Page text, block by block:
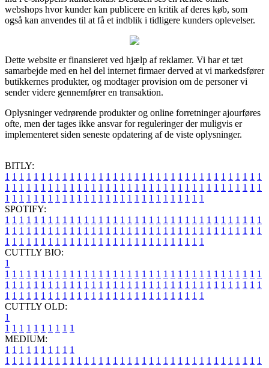
webshops hvor kunder kan publicere en kritik af deres køb, som
også kan anvendes til at få et indblik i tidligere kunders oplevelser.
Dette website er finansieret ved hjælp af reklamer. Vi har et tæt
samarbejde med en hel del internet firmaer derved at vi markedsfører
butikkernes produkter, og modtager provision om de personer vi
sender videre gennemfører en transaktion.
Oplysninger vedrørende produkter og online forretninger ajourføres
ofte, men der tages ikke ansvar for reguleringer der muligvis er
implementeret siden seneste opdatering af de viste oplysninger.
BITLY:
1 1 1 1 1 1 1 1 1 1 1 1 1 1 1 1 1 1 1 1 1 1 1 1 1 1 1 1 1 1 1 1 1 1 1 1
1 1 1 1 1 1 1 1 1 1 1 1 1 1 1 1 1 1 1 1 1 1 1 1 1 1 1 1 1 1 1 1 1 1 1 1
1 1 1 1 1 1 1 1 1 1 1 1 1 1 1 1 1 1 1 1 1 1 1 1 1 1 1 1
SPOTIFY:
1 1 1 1 1 1 1 1 1 1 1 1 1 1 1 1 1 1 1 1 1 1 1 1 1 1 1 1 1 1 1 1 1 1 1 1
1 1 1 1 1 1 1 1 1 1 1 1 1 1 1 1 1 1 1 1 1 1 1 1 1 1 1 1 1 1 1 1 1 1 1 1
1 1 1 1 1 1 1 1 1 1 1 1 1 1 1 1 1 1 1 1 1 1 1 1 1 1 1 1
CUTTLY BIO:
1
1 1 1 1 1 1 1 1 1 1 1 1 1 1 1 1 1 1 1 1 1 1 1 1 1 1 1 1 1 1 1 1 1 1 1 1
1 1 1 1 1 1 1 1 1 1 1 1 1 1 1 1 1 1 1 1 1 1 1 1 1 1 1 1 1 1 1 1 1 1 1 1
1 1 1 1 1 1 1 1 1 1 1 1 1 1 1 1 1 1 1 1 1 1 1 1 1 1 1 1
CUTTLY OLD:
1
1 1 1 1 1 1 1 1 1 1
MEDIUM:
1 1 1 1 1 1 1 1 1 1
1 1 1 1 1 1 1 1 1 1 1 1 1 1 1 1 1 1 1 1 1 1 1 1 1 1 1 1 1 1 1 1 1 1 1 1